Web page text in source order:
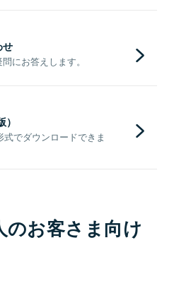
せ
にお答えします。
でダウンロードできま
のお客さま向け